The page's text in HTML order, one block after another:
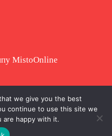
MistoOnline
материала
с гиперссылкой.
we give you the best
continue to use this site we
are happy with it.